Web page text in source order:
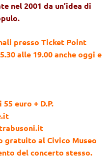
nel 2001 da un’idea di
presso Ticket Point
alle 19.00 anche oggi e
euro + D.P.
gratuito al Civico Museo
del concerto stesso.